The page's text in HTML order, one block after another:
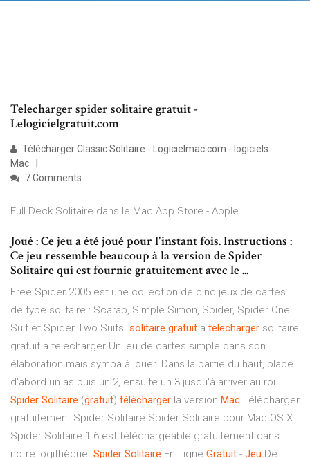
Telecharger spider solitaire gratuit -
Lelogicielgratuit.com
Télécharger Classic Solitaire - Logicielmac.com - logiciels
Mac
7 Comments
Full Deck Solitaire dans le Mac App Store - Apple
Joué : Ce jeu a été joué pour l'instant fois. Instructions :
Ce jeu ressemble beaucoup à la version de Spider
Solitaire qui est fournie gratuitement avec le ...
Free Spider 2005 est une collection de cinq jeux de cartes
de type solitaire : Scarab, Simple Simon, Spider, Spider One
Suit et Spider Two Suits. solitaire gratuit a telecharger solitaire
gratuit a telecharger Un jeu de cartes simple dans son
élaboration mais sympa à jouer. Dans la partie du haut, place
d'abord un as puis un 2, ensuite un 3 jusqu'à arriver au roi.
Spider Solitaire (gratuit) télécharger la version Mac Télécharger
gratuitement Spider Solitaire Spider Solitaire pour Mac OS X.
Spider Solitaire 1.6 est téléchargeable gratuitement dans
notre logithèque. Spider Solitaire En Ligne Gratuit - Jeu De